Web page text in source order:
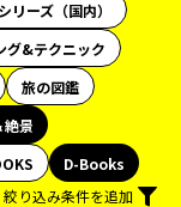
リーズ（国内）
グ&テクニック
旅の図鑑
絶景
D-Books
絞り込み条件を追加